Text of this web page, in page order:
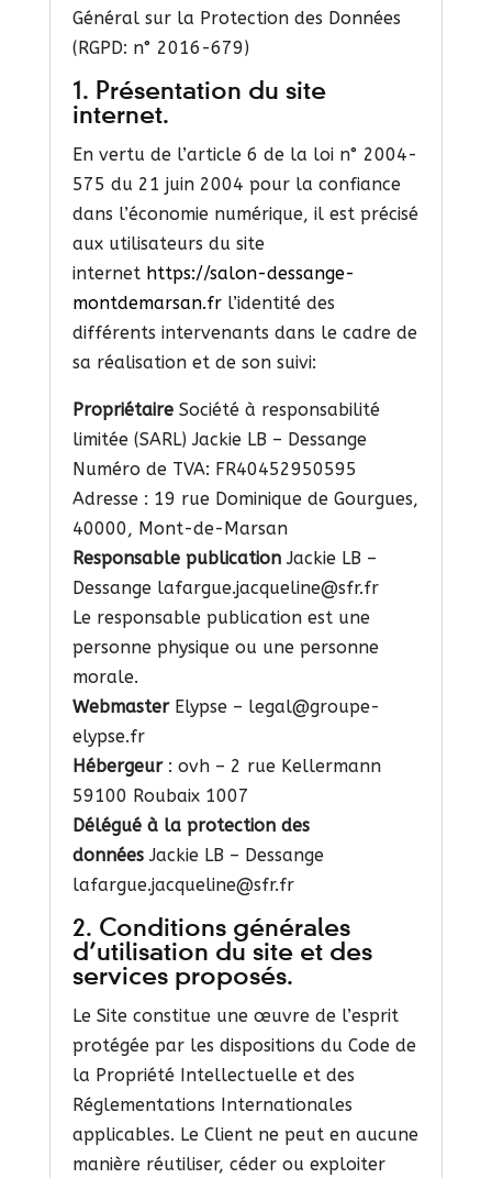
Général sur la Protection des Données
(RGPD: n° 2016-679)
1. Présentation du site
internet.
En vertu de l’article 6 de la loi n° 2004-
575 du 21 juin 2004 pour la confiance
dans l’économie numérique, il est précisé
aux utilisateurs du site
internet https://salon-dessange-
montdemarsan.fr l’identité des
différents intervenants dans le cadre de
sa réalisation et de son suivi:
Propriétaire Société à responsabilité
limitée (SARL) Jackie LB – Dessange
Numéro de TVA: FR40452950595
Adresse : 19 rue Dominique de Gourgues,
40000, Mont-de-Marsan
Responsable publication Jackie LB –
Dessange lafargue.jacqueline@sfr.fr
Le responsable publication est une
personne physique ou une personne
morale.
WebmasterElypse – legal@groupe-
elypse.fr
Hébergeur : ovh – 2 rue Kellermann
59100 Roubaix 1007
Délégué à la protection des
données Jackie LB – Dessange
lafargue.jacqueline@sfr.fr
2. Conditions générales
d’utilisation du site et des
services proposés.
Le Site constitue une œuvre de l’esprit
protégée par les dispositions du Code de
la Propriété Intellectuelle et des
Réglementations Internationales
applicables. Le Client ne peut en aucune
manière réutiliser, céder ou exploiter